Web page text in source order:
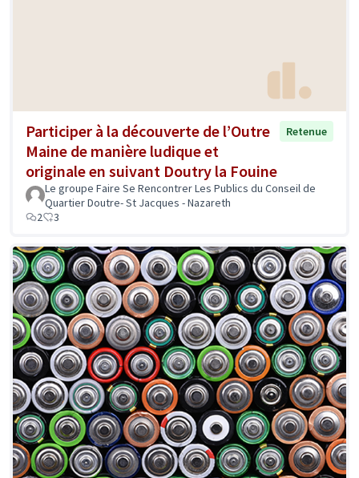
Participer à la découverte de l’Outre
Maine de manière ludique et
originale en suivant Doutry la Fouine
Retenue
Le groupe Faire Se Rencontrer Les Publics du Conseil de
Quartier Doutre- St Jacques - Nazareth
2
3